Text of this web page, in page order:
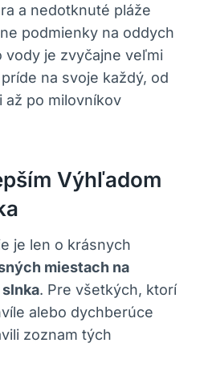
a nedotknuté pláže
podmienky na oddych
vody je zvyčajne veľmi
na svoje každý, od
až po milovníkov
Výhľadom
je len o krásnych
miestach na
. Pre všetkých, ktorí
alebo dychberúce
zoznam tých